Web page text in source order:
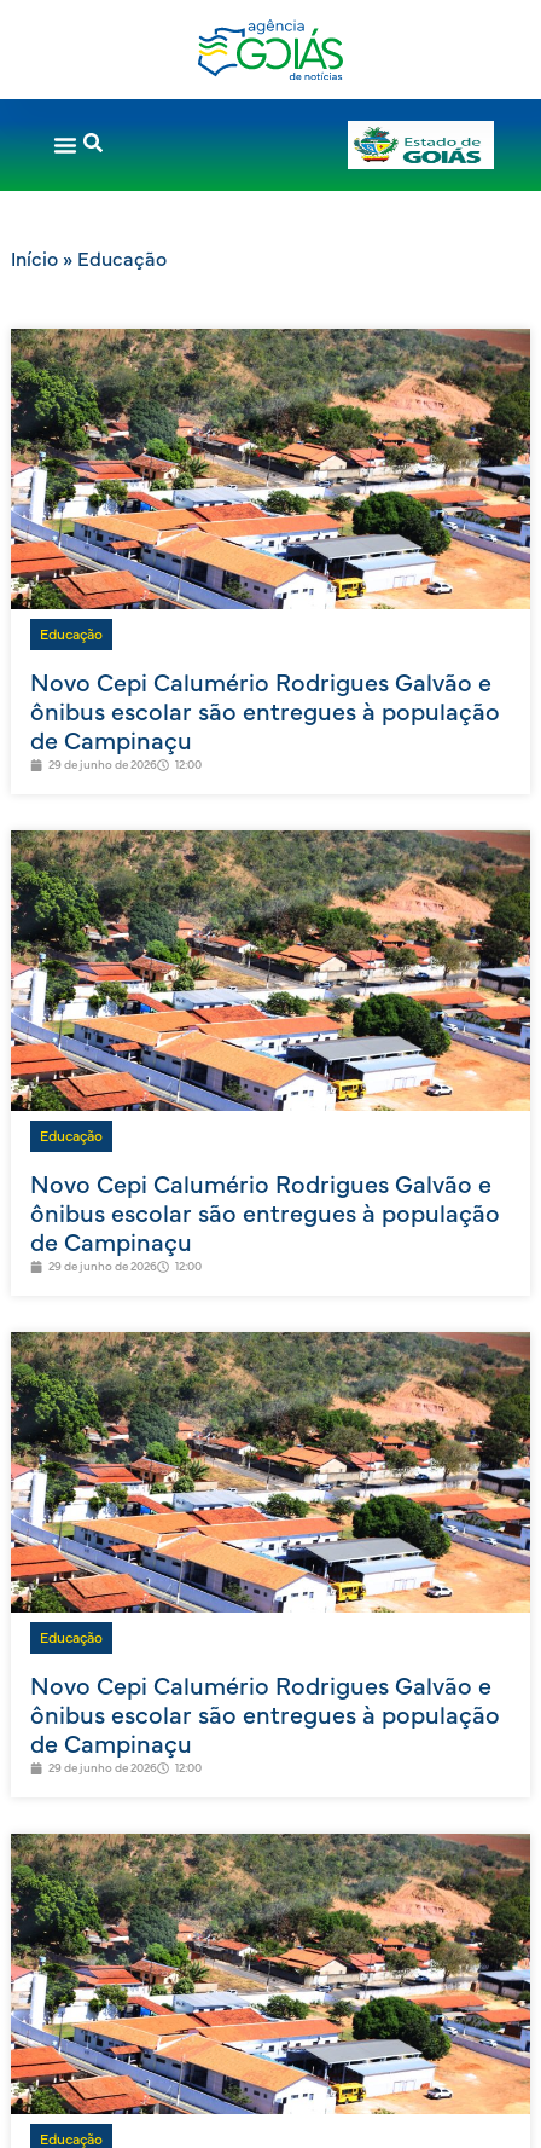
Início» Educação
Educação
Novo Cepi Calumério Rodrigues Galvão e
ônibus escolar são entregues à população
de Campinaçu
29 de junho de 2026 12:00
Educação
Novo Cepi Calumério Rodrigues Galvão e
ônibus escolar são entregues à população
de Campinaçu
29 de junho de 2026 12:00
Educação
Novo Cepi Calumério Rodrigues Galvão e
ônibus escolar são entregues à população
de Campinaçu
29 de junho de 2026 12:00
Educação